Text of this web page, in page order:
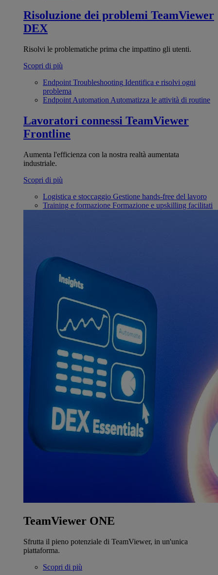
Risoluzione dei problemi TeamViewer
DEX
Risolvi le problematiche prima che impattino gli utenti.
Scopri di più
Endpoint Troubleshooting Identifica e risolvi ogni
problema
Endpoint Automation Automatizza le attività di routine
Lavoratori connessi TeamViewer
Frontline
Aumenta l'efficienza con la nostra realtà aumentata
industriale.
Scopri di più
Logistica e stoccaggio Gestione hands-free del lavoro
Training e formazione Formazione e upskilling facilitati
TeamViewer ONE
Sfrutta il pieno potenziale di TeamViewer, in un'unica
piattaforma.
Scopri di più